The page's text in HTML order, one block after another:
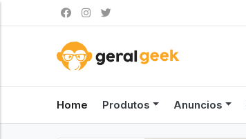
Home Produtos Anuncios